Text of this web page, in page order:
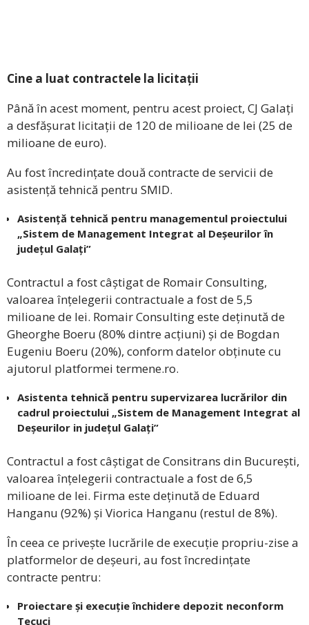
Cine a luat contractele la licitații
Până în acest moment, pentru acest proiect, CJ Galați
a desfășurat licitații de 120 de milioane de lei (25 de
milioane de euro).
Au fost încredințate două contracte de servicii de
asistență tehnică pentru SMID.
Asistență tehnică pentru managementul proiectului
„Sistem de Management Integrat al Deșeurilor în
județul Galați”
Contractul a fost câștigat de Romair Consulting,
valoarea înțelegerii contractuale a fost de 5,5
milioane de lei. Romair Consulting este deținută de
Gheorghe Boeru (80% dintre acțiuni) și de Bogdan
Eugeniu Boeru (20%), conform datelor obținute cu
ajutorul platformei termene.ro.
Asistenta tehnică pentru supervizarea lucrărilor din
cadrul proiectului „Sistem de Management Integrat al
Deșeurilor in județul Galați”
Contractul a fost câștigat de Consitrans din București,
valoarea înțelegerii contractuale a fost de 6,5
milioane de lei. Firma este deținută de Eduard
Hanganu (92%) și Viorica Hanganu (restul de 8%).
În ceea ce privește lucrările de execuție propriu-zise a
platformelor de deșeuri, au fost încredințate
contracte pentru:
Proiectare și execuție închidere depozit neconform
Tecuci